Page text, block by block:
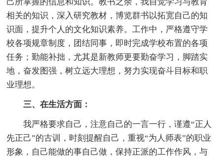
相关的知识，深入研究教材，博览群书以拓宽自己的知
识面，提升个人的文化知识素养。工作中，严格遵守学
校各项规章制度，团结同事，即时完成学校布置的各项
任务；勤能补拙，尤其是新教师更要勤奋学习，脚踏实
地，奋发图强，树立远大理想，努力实现奋斗目标和职
业理想。
三、在生活方面：
我严格要求自己，注意自己的一言一行，谨遵“正人
先正己”的古训，时刻提醒自己，重视“为人师表”的职业
形象，自己能做的事自己做，保持正派的工作作风，与